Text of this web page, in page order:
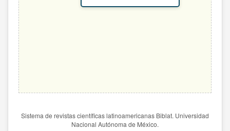
Sistema de revistas científicas latinoamericanas Biblat. Universidad
Nacional Autónoma de México.